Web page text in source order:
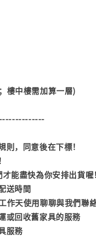
樓中樓需加算一層)
，同意後在下標！
能盡快為你安排出貨喔！
送時間
作天使用聊聊與我們聯
或回收舊家具的服務
服務